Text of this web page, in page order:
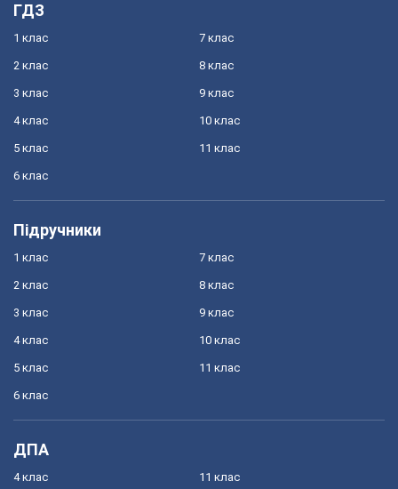
ГДЗ
1 клас
2 клас
3 клас
4 клас
5 клас
6 клас
7 клас
8 клас
9 клас
10 клас
11 клас
Підручники
1 клас
2 клас
3 клас
4 клас
5 клас
6 клас
7 клас
8 клас
9 клас
10 клас
11 клас
ДПА
4 клас 11 клас